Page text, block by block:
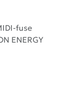
fuse
ENERGY